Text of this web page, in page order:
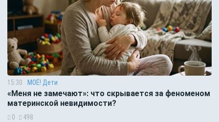
15:30 МОЁ! Дети
«Меня не замечают»: что скрывается за феноменом
материнской невидимости?
0 498